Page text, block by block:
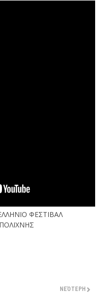
ΦΕΣΤΙΒΑΛ
ΝΕΌΤΕΡΗ